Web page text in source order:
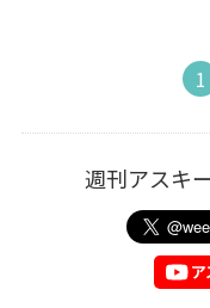
1
週刊アスキ